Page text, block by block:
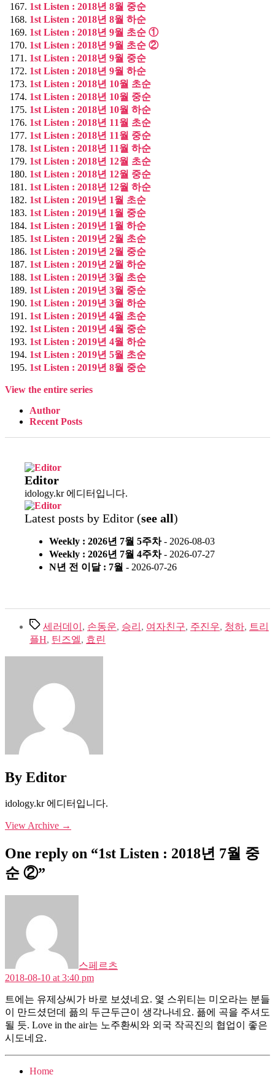
1st Listen : 2018년 8월 중순
1st Listen : 2018년 8월 하순
1st Listen : 2018년 9월 초순 ①
1st Listen : 2018년 9월 초순 ②
1st Listen : 2018년 9월 중순
1st Listen : 2018년 9월 하순
1st Listen : 2018년 10월 초순
1st Listen : 2018년 10월 중순
1st Listen : 2018년 10월 하순
1st Listen : 2018년 11월 초순
1st Listen : 2018년 11월 중순
1st Listen : 2018년 11월 하순
1st Listen : 2018년 12월 초순
1st Listen : 2018년 12월 중순
1st Listen : 2018년 12월 하순
1st Listen : 2019년 1월 초순
1st Listen : 2019년 1월 중순
1st Listen : 2019년 1월 하순
1st Listen : 2019년 2월 초순
1st Listen : 2019년 2월 중순
1st Listen : 2019년 2월 하순
1st Listen : 2019년 3월 초순
1st Listen : 2019년 3월 중순
1st Listen : 2019년 3월 하순
1st Listen : 2019년 4월 초순
1st Listen : 2019년 4월 중순
1st Listen : 2019년 4월 하순
1st Listen : 2019년 5월 초순
1st Listen : 2019년 8월 중순
View the entire series
Author
Recent Posts
Editor
idology.kr 에디터입니다.
Latest posts by Editor (see all)
Weekly : 2026년 7월 5주차- 2026-08-03
Weekly : 2026년 7월 4주차- 2026-07-27
N년 전 이달 : 7월 - 2026-07-26
Tags세러데이 , 손동운, 승리 , 여자친구, 주진우, 청하, 트리
플H, 틴즈엘, 효린
By Editor
idology.kr 에디터입니다.
View Archive →
One reply on “1st Listen : 2018년 7월 중
순 ②”
스페르츠
2018-08-10 at 3:40 pm
트에는 유제상씨가 바로 보셨네요. 옃 스위티는 미오라는 분들
이 만드셨던데 픎의 두근두근이 생각나네요. 픎에 곡을 주셔도
될 듯. Love in the air는 노주환씨와 외국 작곡진의 협업이 좋은
시도네요.
Home